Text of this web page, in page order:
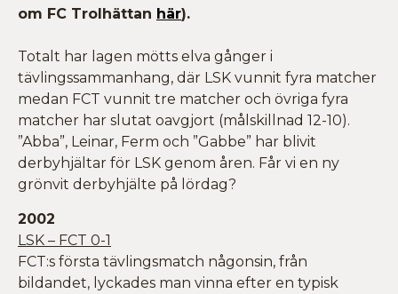
om FC Trolhättan här).
Totalt har lagen mötts elva gånger i
tävlingssammanhang, där LSK vunnit fyra matcher
medan FCT vunnit tre matcher och övriga fyra
matcher har slutat oavgjort (målskillnad 12-10).
”Abba”, Leinar, Ferm och ”Gabbe” har blivit
derbyhjältar för LSK genom åren. Får vi en ny
grönvit derbyhjälte på lördag?
2002
LSK – FCT 0-1
FCT:s första tävlingsmatch någonsin, från
bildandet, lyckades man vinna efter en typisk